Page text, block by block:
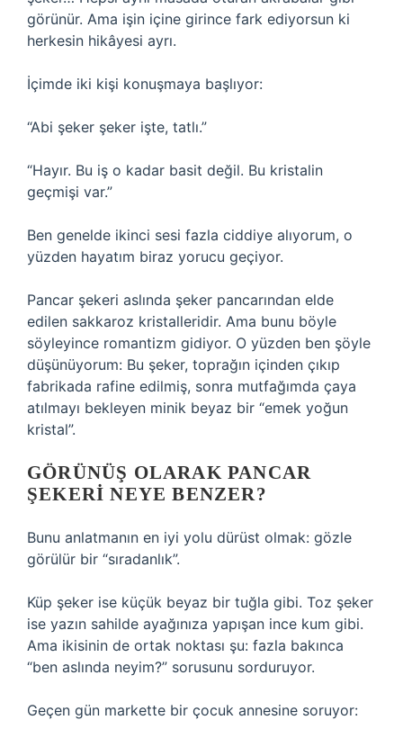
görünür. Ama işin içine girince fark ediyorsun ki
herkesin hikâyesi ayrı.
İçimde iki kişi konuşmaya başlıyor:
“Abi şeker şeker işte, tatlı.”
“Hayır. Bu iş o kadar basit değil. Bu kristalin
geçmişi var.”
Ben genelde ikinci sesi fazla ciddiye alıyorum, o
yüzden hayatım biraz yorucu geçiyor.
Pancar şekeri aslında şeker pancarından elde
edilen sakkaroz kristalleridir. Ama bunu böyle
söyleyince romantizm gidiyor. O yüzden ben şöyle
düşünüyorum: Bu şeker, toprağın içinden çıkıp
fabrikada rafine edilmiş, sonra mutfağımda çaya
atılmayı bekleyen minik beyaz bir “emek yoğun
kristal”.
GÖRÜNÜŞ OLARAK PANCAR
ŞEKERI NEYE BENZER?
Bunu anlatmanın en iyi yolu dürüst olmak: gözle
görülür bir “sıradanlık”.
Küp şeker ise küçük beyaz bir tuğla gibi. Toz şeker
ise yazın sahilde ayağınıza yapışan ince kum gibi.
Ama ikisinin de ortak noktası şu: fazla bakınca
“ben aslında neyim?” sorusunu sorduruyor.
Geçen gün markette bir çocuk annesine soruyor: